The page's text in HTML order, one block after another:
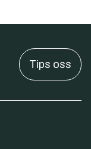
Tips oss